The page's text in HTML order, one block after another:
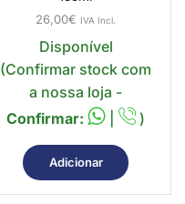
26,00€ IVA Incl.
Disponível
(Confirmar stock com
a nossa loja -
Confirmar:
| )
Adicionar